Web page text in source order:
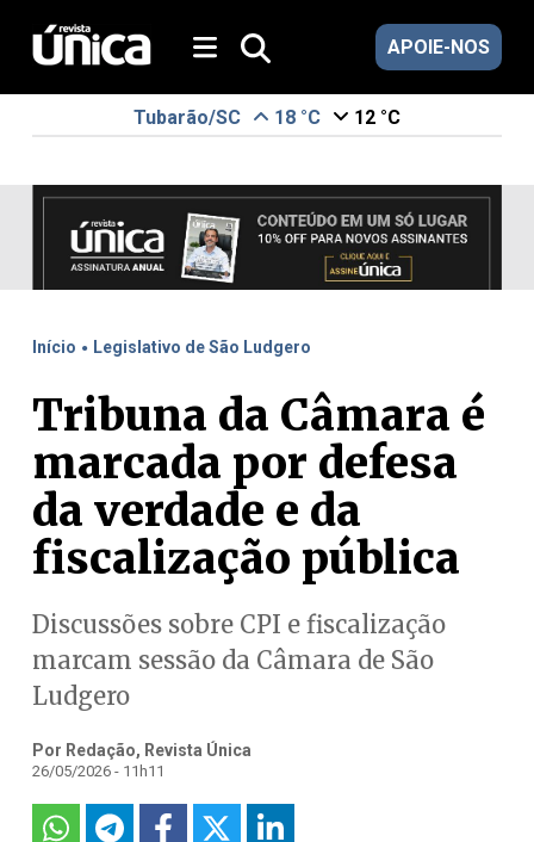
APOIE-NOS
Tubarão/SC 18 °C 12 °C
Início . Legislativo de São Ludgero
Tribuna da Câmara é
marcada por defesa
da verdade e da
fiscalização pública
Discussões sobre CPI e fiscalização
marcam sessão da Câmara de São
Ludgero
Por Redação, Revista Única
26/05/2026 - 11h11